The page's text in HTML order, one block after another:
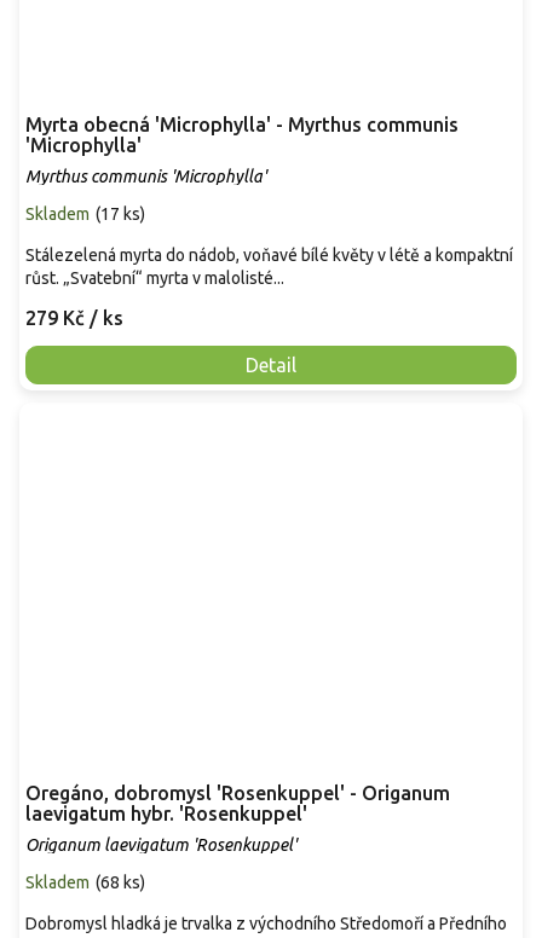
Myrta obecná 'Microphylla' - Myrthus communis
'Microphylla'
Myrthus communis 'Microphylla'
Skladem (17 ks)
279 Kč / ks
Detail
Stálezelená myrta do nádob, voňavé bílé květy v létě a kompaktní
růst. „Svatební“ myrta v malolisté...
Oregáno, dobromysl 'Rosenkuppel' - Origanum
laevigatum hybr. 'Rosenkuppel'
Origanum laevigatum 'Rosenkuppel'
Skladem (68 ks)
Dobromysl hladká je trvalka z východního Středomoří a Předního